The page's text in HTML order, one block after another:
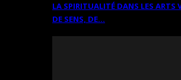
LA SPIRITUALITÉ DANS LES ARTS
DE SENS, DE…